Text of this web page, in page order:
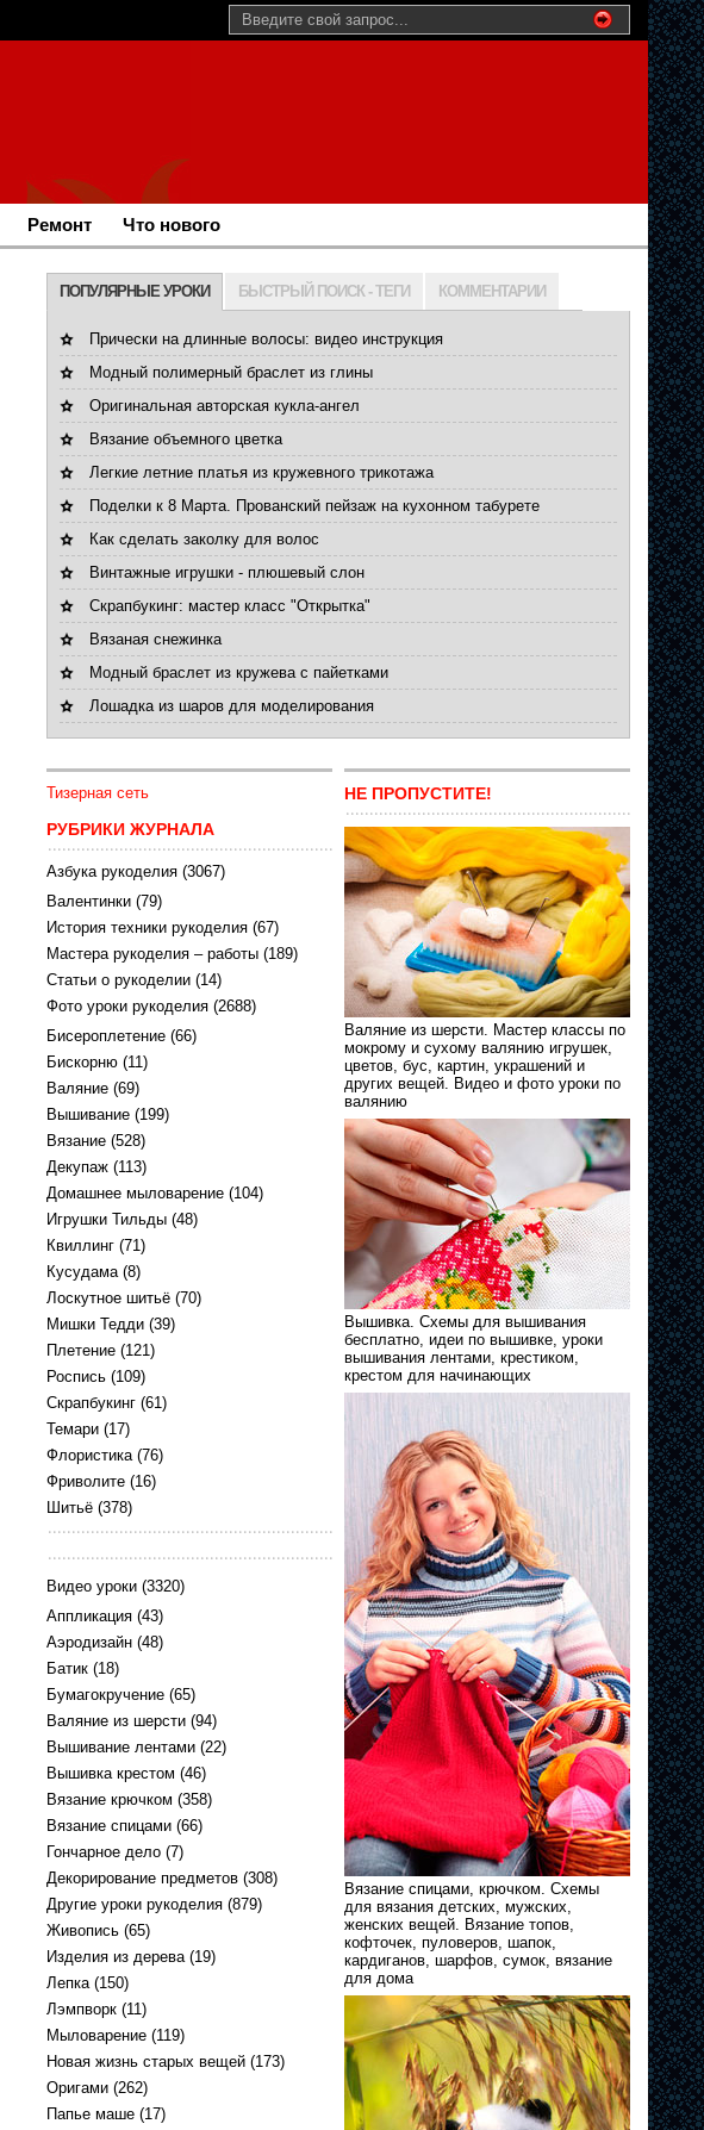
Ремонт Что нового
ПОПУЛЯРНЫЕ УРОКИ БЫСТРЫЙ ПОИСК - ТЕГИ КОММЕНТАРИИ
Прически на длинные волосы: видео инструкция
Модный полимерный браслет из глины
Оригинальная авторская кукла-ангел
Вязание объемного цветка
Легкие летние платья из кружевного трикотажа
Поделки к 8 Марта. Прованский пейзаж на кухонном табурете
Как сделать заколку для волос
Винтажные игрушки - плюшевый слон
Скрапбукинг: мастер класс "Открытка"
Вязаная снежинка
Модный браслет из кружева с пайетками
Лошадка из шаров для моделирования
Тизерная сеть
РУБРИКИ ЖУРНАЛА
Азбука рукоделия (3067)
Валентинки (79)
История техники рукоделия (67)
Мастера рукоделия – работы (189)
Статьи о рукоделии (14)
Фото уроки рукоделия (2688)
Бисероплетение (66)
Бискорню (11)
Валяние (69)
Вышивание (199)
Вязание (528)
Декупаж (113)
Домашнее мыловарение (104)
Игрушки Тильды (48)
Квиллинг (71)
Кусудама(8)
Лоскутное шитьё (70)
Мишки Тедди (39)
Плетение (121)
Роспись (109)
Скрапбукинг (61)
Темари (17)
Флористика(76)
Фриволите (16)
Шитьё (378)
Видео уроки (3320)
Аппликация (43)
Аэродизайн (48)
Батик (18)
Бумагокручение (65)
Валяние из шерсти (94)
Вышивание лентами (22)
Вышивка крестом (46)
Вязание крючком (358)
Вязание спицами (66)
Гончарное дело (7)
Декорирование предметов (308)
Другие уроки рукоделия (879)
Живопись (65)
Изделия из дерева(19)
Лепка(150)
Лэмпворк (11)
Мыловарение (119)
Новая жизнь старых вещей (173)
Оригами (262)
Папье маше (17)
НЕ ПРОПУСТИТЕ!
Валяние из шерсти. Мастер классы по
мокрому и сухому валянию игрушек,
цветов, бус, картин, украшений и
других вещей. Видео и фото уроки по
валянию
Вышивка. Схемы для вышивания
бесплатно, идеи по вышивке, уроки
вышивания лентами, крестиком,
крестом для начинающих
Вязание спицами, крючком. Схемы
для вязания детских, мужских,
женских вещей. Вязание топов,
кофточек, пуловеров, шапок,
кардиганов, шарфов, сумок, вязание
для дома